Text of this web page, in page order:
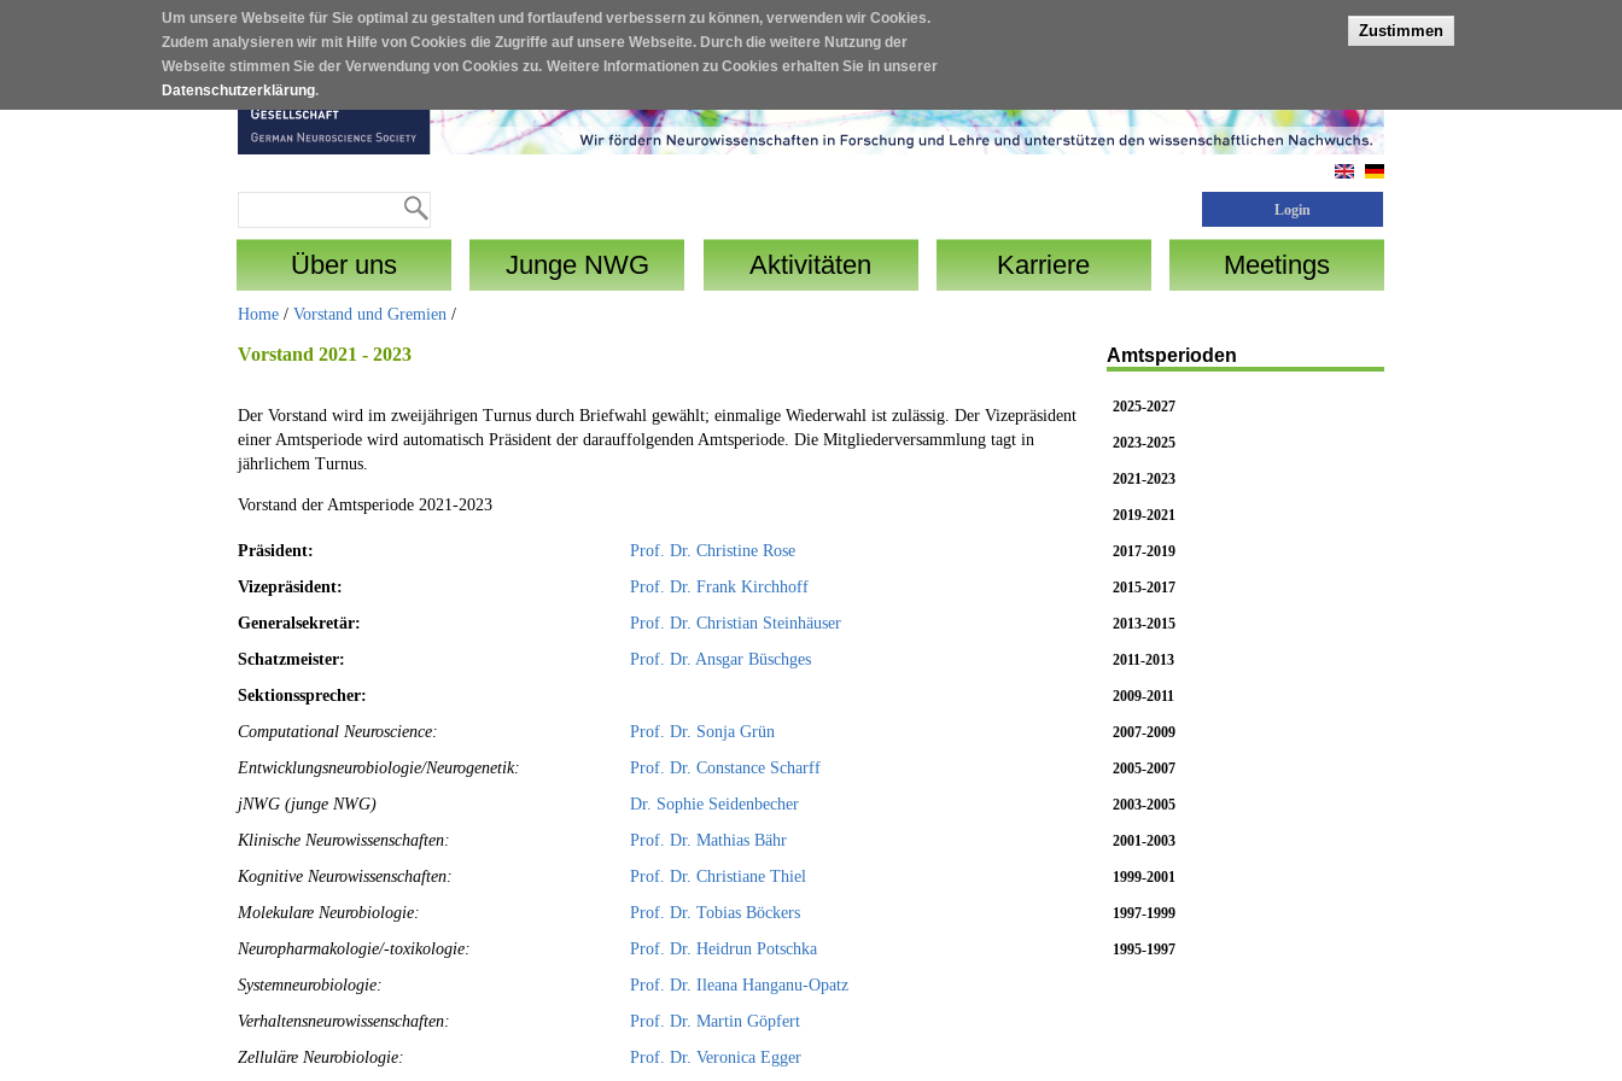
Um unsere Webseite für Sie optimal zu gestalten und fortlaufend verbessern zu können, verwenden wir Cookies.
Zudem analysieren wir mit Hilfe von Cookies die Zugriffe auf unsere Webseite. Durch die weitere Nutzung der
Webseite stimmen Sie der Verwendung von Cookies zu. Weitere Informationen zu Cookies erhalten Sie in unserer
Datenschutzerklärung.
Zustimmen
Direkt zum Inhalt
Suchformular
Login
Über uns Junge NWG Aktivitäten Karriere Meetings
Amtsperioden
2025-2027
2023-2025
2021-2023
2019-2021
2017-2019
2015-2017
2013-2015
2011-2013
2009-2011
2007-2009
2005-2007
2003-2005
2001-2003
1999-2001
1997-1999
1995-1997
Home / Vorstand und Gremien /
Vorstand 2021 - 2023
Der Vorstand wird im zweijährigen Turnus durch Briefwahl gewählt; einmalige Wiederwahl ist zulässig. Der Vizepräsident
einer Amtsperiode wird automatisch Präsident der darauffolgenden Amtsperiode. Die Mitgliederversammlung tagt in
jährlichem Turnus.
Vorstand der Amtsperiode 2021-2023
Präsident:
Prof. Dr. Christine Rose
Vizepräsident:
Prof. Dr. Frank Kirchhoff
Generalsekretär:
Prof. Dr. Christian Steinhäuser
Schatzmeister:
Prof. Dr. Ansgar Büschges
Sektionssprecher:
Computational Neuroscience:
Prof. Dr. Sonja Grün
Entwicklungsneurobiologie/Neurogenetik:
Prof. Dr. Constance Scharff
jNWG (junge NWG)
Dr. Sophie Seidenbecher
Klinische Neurowissenschaften:
Prof. Dr. Mathias Bähr
Kognitive Neurowissenschaften:
Prof. Dr. Christiane Thiel
Molekulare Neurobiologie:
Prof. Dr. Tobias Böckers
Neuropharmakologie/-toxikologie:
Prof. Dr. Heidrun Potschka
Systemneurobiologie:
Prof. Dr. Ileana Hanganu-Opatz
Verhaltensneurowissenschaften:
Prof. Dr. Martin Göpfert
Zelluläre Neurobiologie:
Prof. Dr. Veronica Egger